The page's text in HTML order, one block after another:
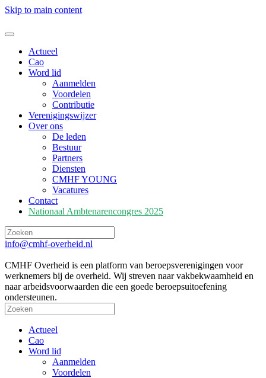
Skip to main content
Actueel
Cao
Word lid
Aanmelden
Voordelen
Contributie
Verenigingswijzer
Over ons
De leden
Bestuur
Partners
Diensten
CMHF YOUNG
Vacatures
Contact
Nationaal Ambtenarencongres 2025
info@cmhf-overheid.nl
CMHF Overheid is een platform van beroepsverenigingen voor
werknemers bij de overheid. Wij streven naar vakbekwaamheid en
naar arbeidsvoorwaarden die een goede beroepsuitoefening
ondersteunen.
Actueel
Cao
Word lid
Aanmelden
Voordelen